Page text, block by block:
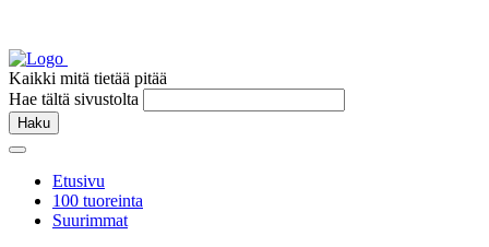
Kaikki mitä tietää pitää
Hae tältä sivustolta
Haku
Etusivu
100 tuoreinta
Suurimmat